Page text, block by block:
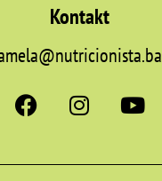
Kontakt